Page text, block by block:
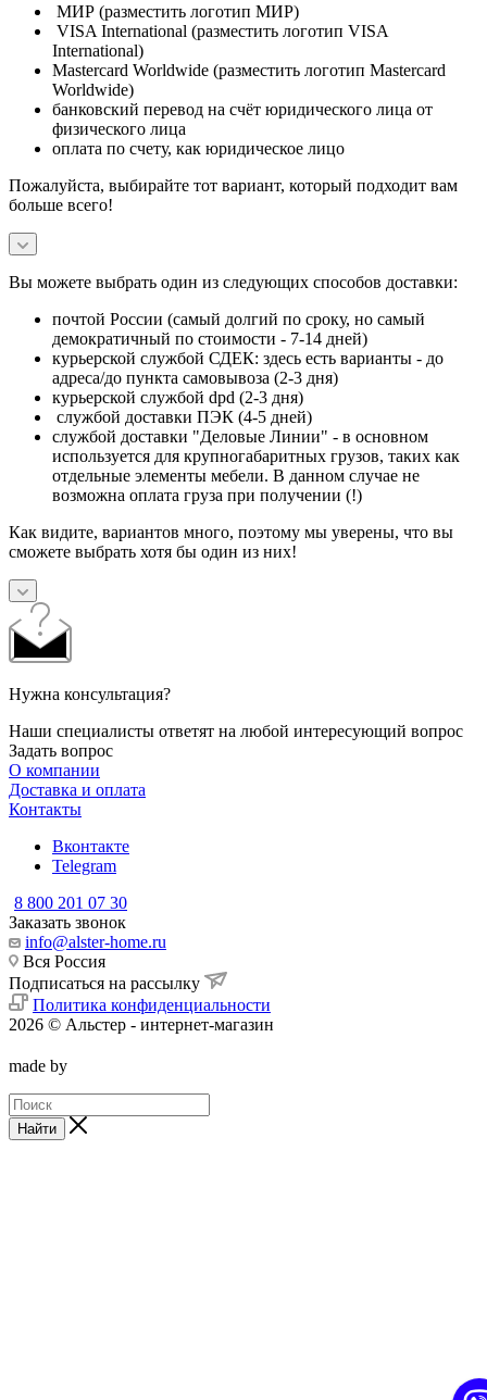
МИР (разместить логотип МИР)
VISA International (разместить логотип VISA
International)
Mastercard Worldwide (разместить логотип Mastercard
Worldwide)
банковский перевод на счёт юридического лица от
физического лица
оплата по счету, как юридическое лицо
Пожалуйста, выбирайте тот вариант, который подходит вам
больше всего!
Вы можете выбрать один из следующих способов доставки:
почтой России (самый долгий по сроку, но самый
демократичный по стоимости - 7-14 дней)
курьерской службой СДЕК: здесь есть варианты - до
адреса/до пункта самовывоза (2-3 дня)
курьерской службой dpd (2-3 дня)
службой доставки ПЭК (4-5 дней)
службой доставки "Деловые Линии" - в основном
используется для крупногабаритных грузов, таких как
отдельные элементы мебели. В данном случае не
возможна оплата груза при получении (!)
Как видите, вариантов много, поэтому мы уверены, что вы
сможете выбрать хотя бы один из них!
Нужна консультация?
Наши специалисты ответят на любой интересующий вопрос
Задать вопрос
О компании
Доставка и оплата
Контакты
Вконтакте
Telegram
8 800 201 07 30
Заказать звонок
info@alster-home.ru
Вся Россия
Подписаться на рассылку
Политика конфиденциальности
2026 © Альстер - интернет-магазин
made by
Найти